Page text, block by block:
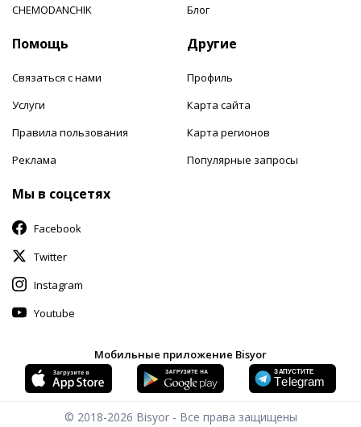
CHEMODANCHIK
Блог
Помощь
Связаться с нами
Услуги
Правила пользования
Реклама
Другие
Профиль
Карта сайта
Карта регионов
Популярные запросы
Мы в соцсетях
Facebook
Twitter
Instagram
Youtube
Мобильные приложение Bisyor
© 2018-2026 Bisyor - Все права защищены